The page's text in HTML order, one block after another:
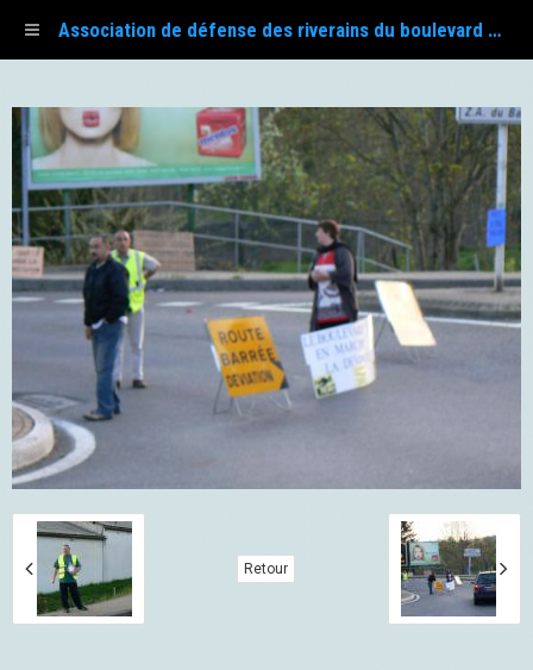
Association de défense des riverains du boulevard Fayol
Retour